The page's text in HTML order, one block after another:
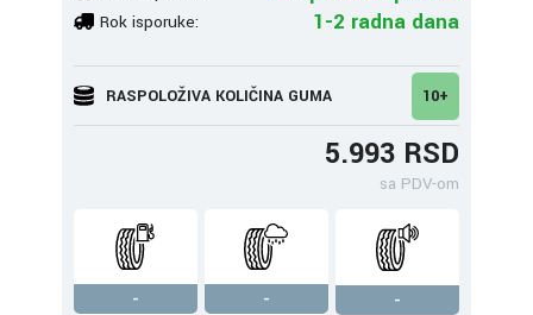
Rok isporuke: 1-2 radna dana
RASPOLOŽIVA KOLIČINA GUMA 10+
5.993 RSD
sa PDV-om
- -
-